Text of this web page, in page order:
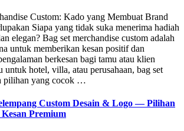
Custom: Kado yang Membuat Brand
Siapa yang tidak suka menerima hadiah
elegan? Bag set merchandise custom adalah
untuk memberikan kesan positif dan
berkesan bagi tamu atau klien
untuk hotel, villa, atau perusahaan, bag set
pilihan yang cocok …
Custom Desain & Logo — Pilihan
Premium